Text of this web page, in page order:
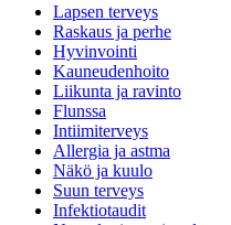
Lapsen terveys
Raskaus ja perhe
Hyvinvointi
Kauneudenhoito
Liikunta ja ravinto
Flunssa
Intiimiterveys
Allergia ja astma
Näkö ja kuulo
Suun terveys
Infektiotaudit